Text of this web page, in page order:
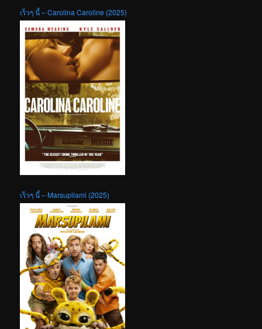
เร็วๆ นี้ – Carolina Caroline (2025)
เร็วๆ นี้ – Marsupilami (2025)